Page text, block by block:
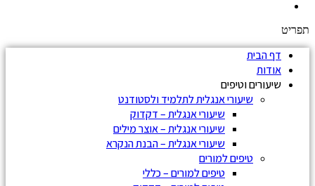
תפריט
דף הבית
אודות
שיעורים וטיפים
שיעורי אנגלית לתלמיד ולסטודנט
שיעורי אנגלית – דקדוק
שיעורי אנגלית – אוצר מילים
שיעורי אנגלית – הבנת הנקרא
טיפים למורים
טיפים למורים – כללי